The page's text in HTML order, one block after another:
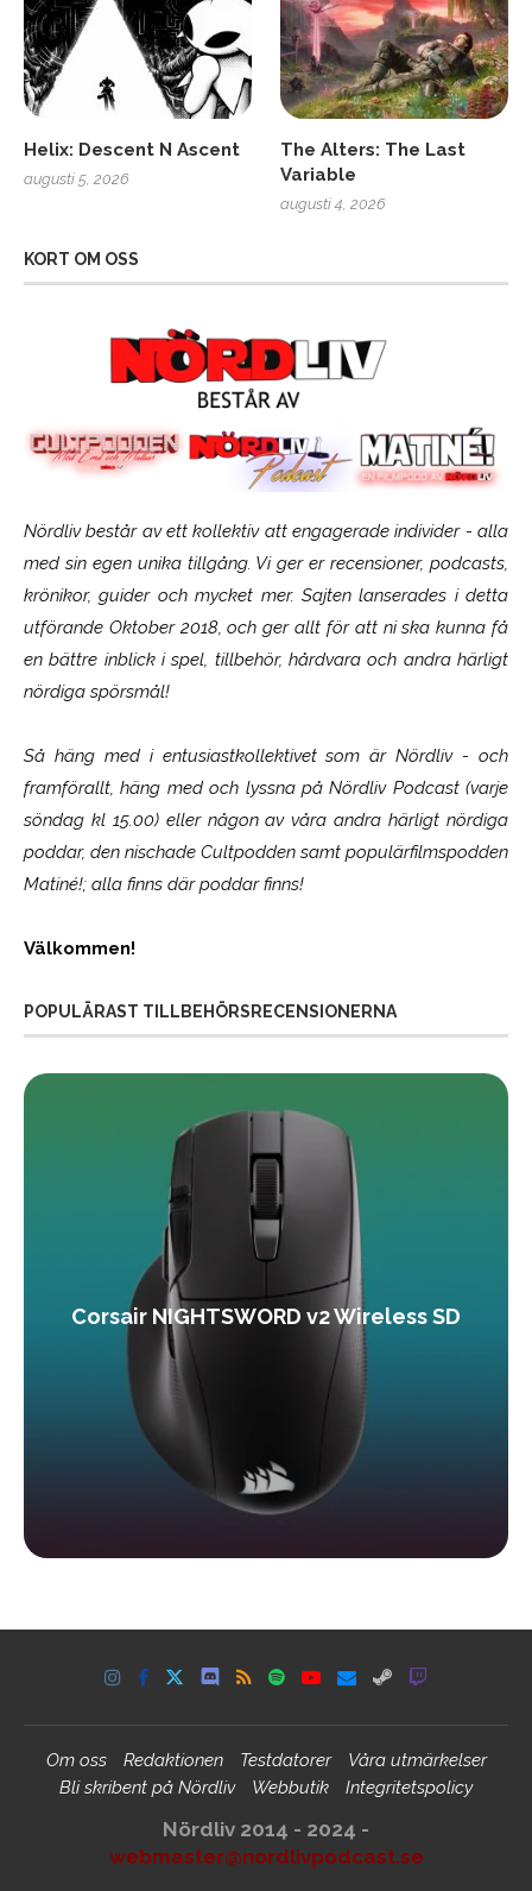
Helix: Descent N Ascent
augusti 5, 2026
The Alters: The Last
Variable
augusti 4, 2026
KORT OM OSS
Nördliv består av ett kollektiv att engagerade individer - alla
med sin egen unika tillgång. Vi ger er recensioner, podcasts,
krönikor, guider och mycket mer. Sajten lanserades i detta
utförande Oktober 2018, och ger allt för att ni ska kunna få
en bättre inblick i spel, tillbehör, hårdvara och andra härligt
nördiga spörsmål!
Så häng med i entusiastkollektivet som ärNördliv- och
framförallt, häng med och lyssna på Nördliv Podcast (varje
söndag kl 15.00) eller någon av våra andra härligt nördiga
poddar, den nischade Cultpodden samt populärfilmspodden
Matiné!; alla finns där poddar finns!
Välkommen!
POPULÄRAST TILLBEHÖRSRECENSIONERNA
Corsair NIGHTSWORD v2 Wireless SD
Om oss Redaktionen Testdatorer
Våra utmärkelser
Bli skribent på Nördliv
Webbutik Integritetspolicy
Nördliv 2014 - 2024 -
webmaster@nordlivpodcast.se